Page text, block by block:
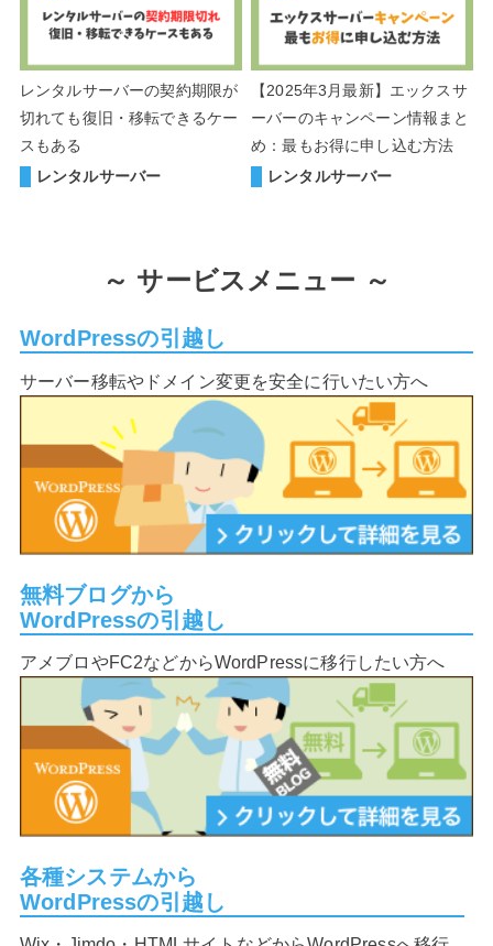
レンタルサーバーの契約期限が
切れても復旧・移転できるケー
スもある
レンタルサーバー
【2025年3月最新】エックスサ
ーバーのキャンペーン情報まと
め：最もお得に申し込む方法
レンタルサーバー
～ サービスメニュー ～
WordPressの引越し
サーバー移転やドメイン変更を安全に行いたい方へ
無料ブログから
WordPressの引越し
アメブロやFC2などからWordPressに移行したい方へ
各種システムから
WordPressの引越し